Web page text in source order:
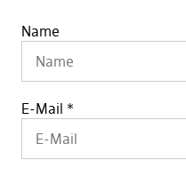
Name
E-Mail *